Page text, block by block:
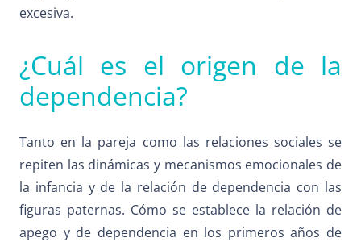
excesiva.
¿Cuál es el origen de la
dependencia?
Tanto en la pareja como las relaciones sociales se
repiten las dinámicas y mecanismos emocionales de
la infancia y de la relación de dependencia con las
figuras paternas. Cómo se establece la relación de
apego y de dependencia en los primeros años de